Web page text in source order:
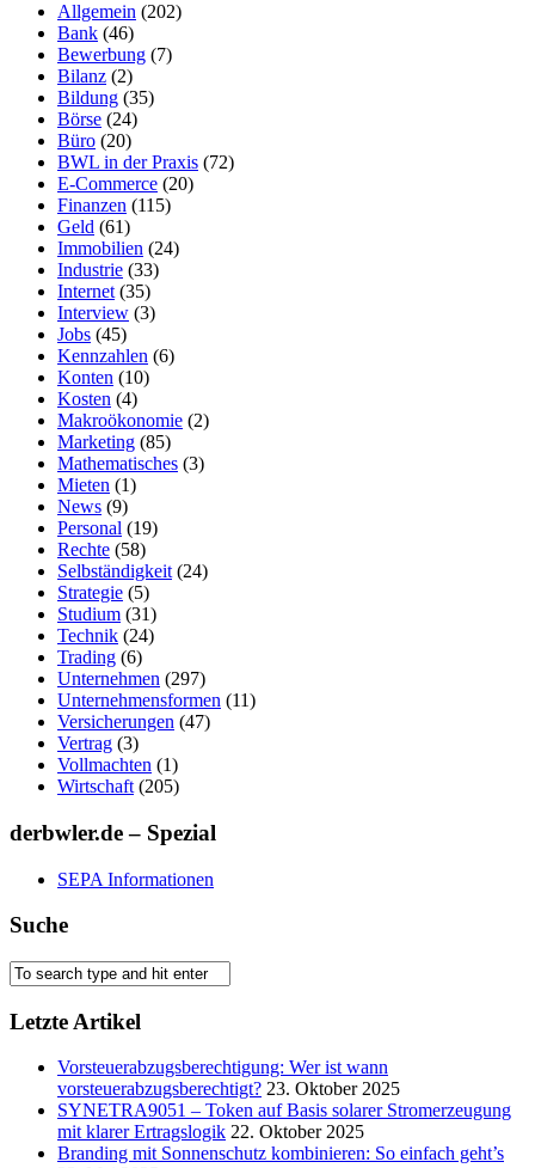
Allgemein (202)
Bank (46)
Bewerbung (7)
Bilanz (2)
Bildung (35)
Börse (24)
Büro (20)
BWL in der Praxis (72)
E-Commerce (20)
Finanzen (115)
Geld (61)
Immobilien (24)
Industrie (33)
Internet (35)
Interview (3)
Jobs (45)
Kennzahlen (6)
Konten (10)
Kosten (4)
Makroökonomie (2)
Marketing (85)
Mathematisches (3)
Mieten (1)
News (9)
Personal (19)
Rechte (58)
Selbständigkeit (24)
Strategie (5)
Studium (31)
Technik (24)
Trading (6)
Unternehmen (297)
Unternehmensformen (11)
Versicherungen (47)
Vertrag (3)
Vollmachten (1)
Wirtschaft (205)
derbwler.de – Spezial
SEPA Informationen
Suche
Letzte Artikel
Vorsteuerabzugsberechtigung: Wer ist wann
vorsteuerabzugsberechtigt? 23. Oktober 2025
SYNETRA9051 – Token auf Basis solarer Stromerzeugung
mit klarer Ertragslogik 22. Oktober 2025
Branding mit Sonnenschutz kombinieren: So einfach geht’s